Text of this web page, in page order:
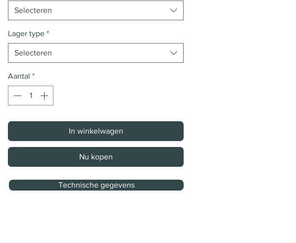
Selecteren
Lager type *
Selecteren
Aantal *
In winkelwagen
Nu kopen
Technische gegevens